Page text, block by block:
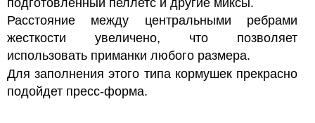
Расстояние между центральными ребрами
жесткости увеличено, что позволяет
использовать приманки любого размера.
Для заполнения этого типа кормушек прекрасно
подойдет пресс-форма.